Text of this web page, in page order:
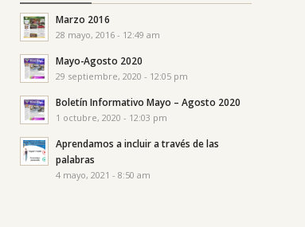
Marzo 2016
28 mayo, 2016 - 12:49 am
Mayo-Agosto 2020
29 septiembre, 2020 - 12:05 pm
Boletín Informativo Mayo – Agosto 2020
1 octubre, 2020 - 12:03 pm
Aprendamos a incluir a través de las
palabras
4 mayo, 2021 - 8:50 am